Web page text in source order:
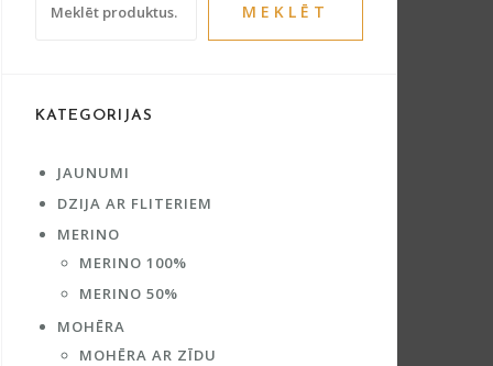
MEKLĒT
KATEGORIJAS
JAUNUMI
DZIJA AR FLITERIEM
MERINO
MERINO 100%
MERINO 50%
MOHĒRA
MOHĒRA AR ZĪDU